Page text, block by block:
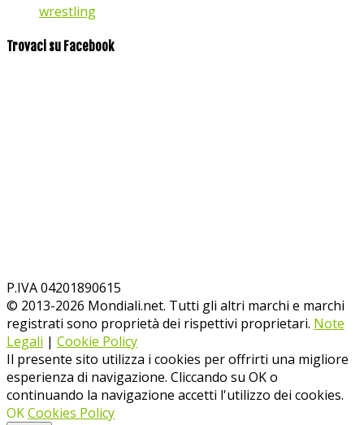
wrestling
Trovaci su Facebook
P.IVA 04201890615
© 2013-2026 Mondiali.net. Tutti gli altri marchi e marchi
registrati sono proprietà dei rispettivi proprietari. Note
Legali | Cookie Policy
Il presente sito utilizza i cookies per offrirti una migliore
esperienza di navigazione. Cliccando su OK o
continuando la navigazione accetti l'utilizzo dei cookies.
OKCookies Policy